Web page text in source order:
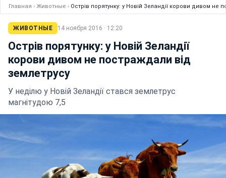
Главная › Животные › Острів порятунку: у Новій Зеландії корови дивом не
ЖИВОТНЫЕ 14 ноября 2016 · 12:20
Острів порятунку: у Новій Зеландії
корови дивом не постраждали від
землетрусу
У неділю у Новій Зеландії стався землетрус
магнітудою 7,5